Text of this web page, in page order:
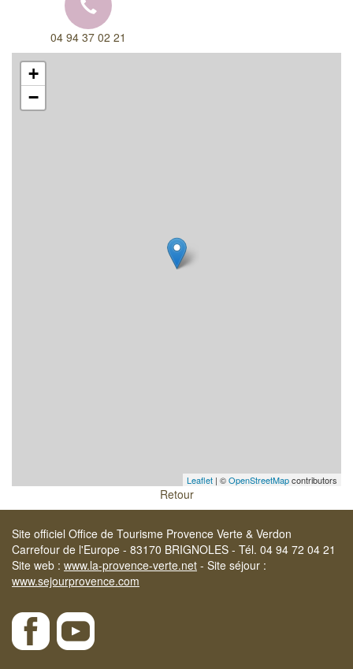
04 94 37 02 21
+
−
Leaflet | ©OpenStreetMapcontributors
Retour
Site officiel Office de Tourisme Provence Verte & Verdon
Carrefour de l'Europe - 83170 BRIGNOLES - Tél. 04 94 72 04 21
Site web : www.la-provence-verte.net - Site séjour :
www.sejourprovence.com